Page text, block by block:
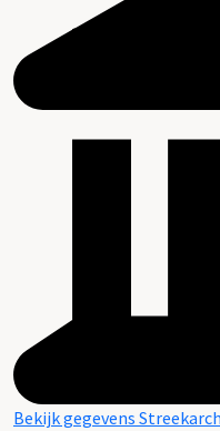
Bekijk gegevens